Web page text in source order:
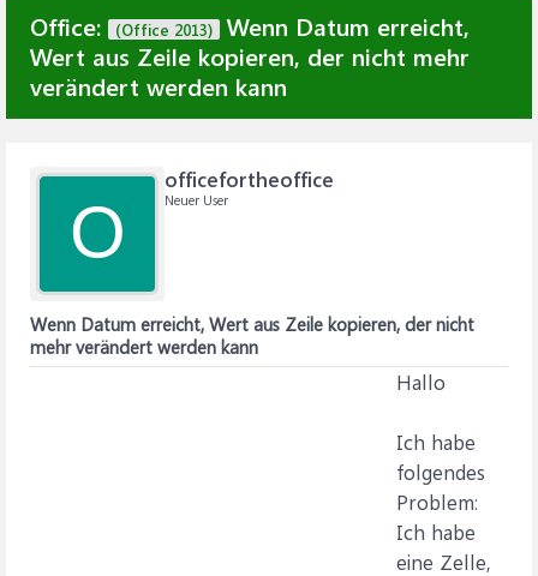
Office: (Office 2013)
Wenn Datum erreicht,
Wert aus Zeile kopieren, der nicht mehr
verändert werden kann
O
officefortheoffice
Neuer User
Wenn Datum erreicht, Wert aus Zeile kopieren, der nicht
mehr verändert werden kann
Hallo
Ich habe
folgendes
Problem:
Ich habe
eine Zelle,